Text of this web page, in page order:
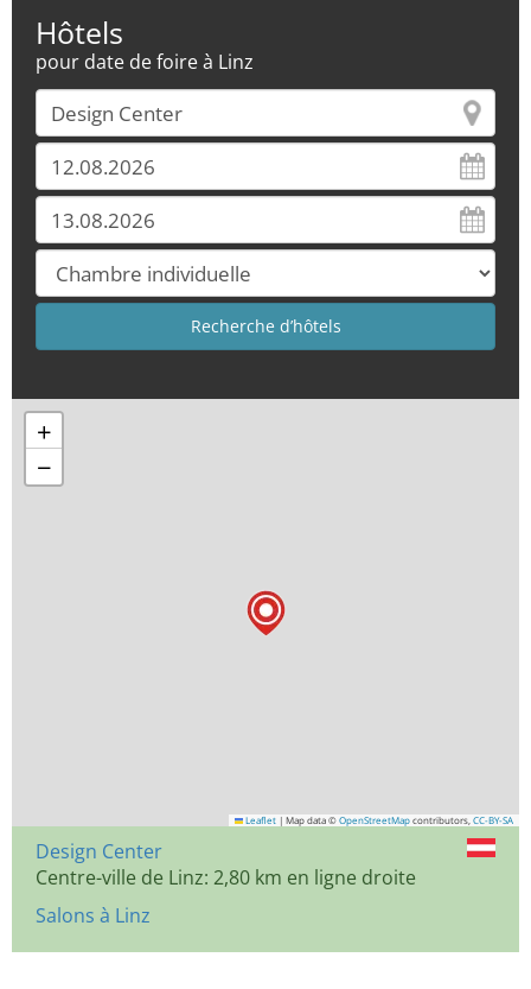
Hôtels
pour date de foire à Linz
+
−
Leaflet | Map data © OpenStreetMap contributors, CC-BY-SA
Design Center
Centre-ville de Linz: 2,80 km en ligne droite
Salons à Linz